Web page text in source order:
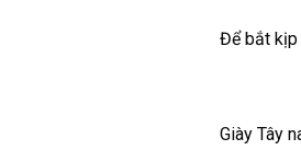
Để bắt kịp
Giày Tây